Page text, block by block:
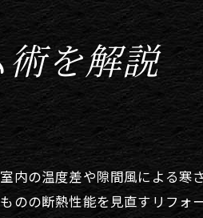
学ぶ寒さ対策の成功ポイント
分県の暮らし
温が安定する理由を解説
熱費削減と快適住環境の両立
ップにおすすめのリフォーム
効果を引き出す最新手法
で見る快適な暮らし実現法
費削減のコツとは
を解説
の温度差や隙間風による寒
のの断熱性能を見直すリフォ